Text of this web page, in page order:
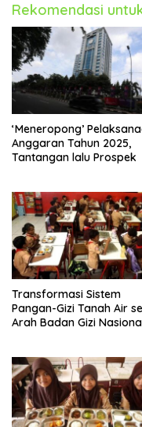
Rekomendasi
‘Meneropong’
Anggaran Tahun 2025,
Tantangan lalu Prospek
Transformasi Sistem
Pangan-Gizi Tanah Air
Arah Badan Gizi